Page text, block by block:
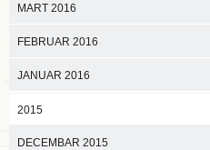
MART 2016
FEBRUAR 2016
JANUAR 2016
2015
DECEMBAR 2015